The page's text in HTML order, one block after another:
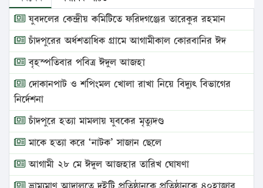
যুবদলের কেন্দ্রীয় কমিটিতে ফরিদগঞ্জের তারেকুর রহমান
চাঁদপুরের অর্ধশতাধিক গ্রামে আগামীকাল কোরবানির ঈদ
বৃহস্পতিবার পবিত্র ঈদুল আজহা
দোকানপাট ও শপিংমল খোলা রাখা নিয়ে বিদ্যুৎ বিভাগের
নির্দেশনা
চাঁদপুরে হত্যা মামলায় যুবকের মৃত্যুদণ্ড
মাকে হত্যা করে ‘নাটক’ সাজান ছেলে
আগামী ২৮ মে ঈদুল আজহার তারিখ ঘোষণা